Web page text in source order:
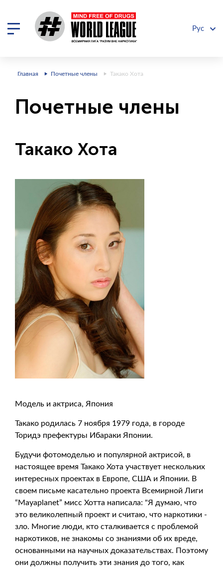
Рус
Главная Почетные члены Такако Хота
Почетные члены
Такако Хота
Модель и актриса, Япония
Такако родилась 7 ноября 1979 года, в городе
Торидэ префектуры Ибараки Японии.
Будучи фотомоделью и популярной актрисой, в
настоящее время Такако Хота участвует нескольких
интересных проектах в Европе, США и Японии. В
своем письме касательно проекта Всемирной Лиги
“Mayaplanet” мисс Хотта написала: "Я думаю, что
это великолепный проект и считаю, что наркотики -
зло. Многие люди, кто сталкивается с проблемой
наркотиков, не знакомы со знаниями об их вреде,
основанными на научных доказательствах. Поэтому
они должны получить эти знания до того, как